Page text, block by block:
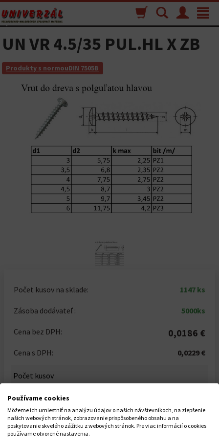
Toggle
Menu
Vyhľadávanie
Nákupný
košík
UN VR 4.5/35 PUL.HL X ZB
Produkty s normouDIN 7505B
Počet kusov na sklade: 1147 ks
Zásoba dodávateľ : 5000ks
Cena bez DPH: 0,0186 €
Cena s DPH: 0,0229 €
Počet kusov
Celkom za ks
0,0229 €
Používame cookies
Môžeme ich umiestniť na analýzu údajov o našich návštevníkoch, na zlepšenie
našich webových stránok, zobrazovanie prispôsobeného obsahu a na
poskytovanie skvelého zážitku z webových stránok. Pre viac informácií o cookies
používame otvorené nastavenia.